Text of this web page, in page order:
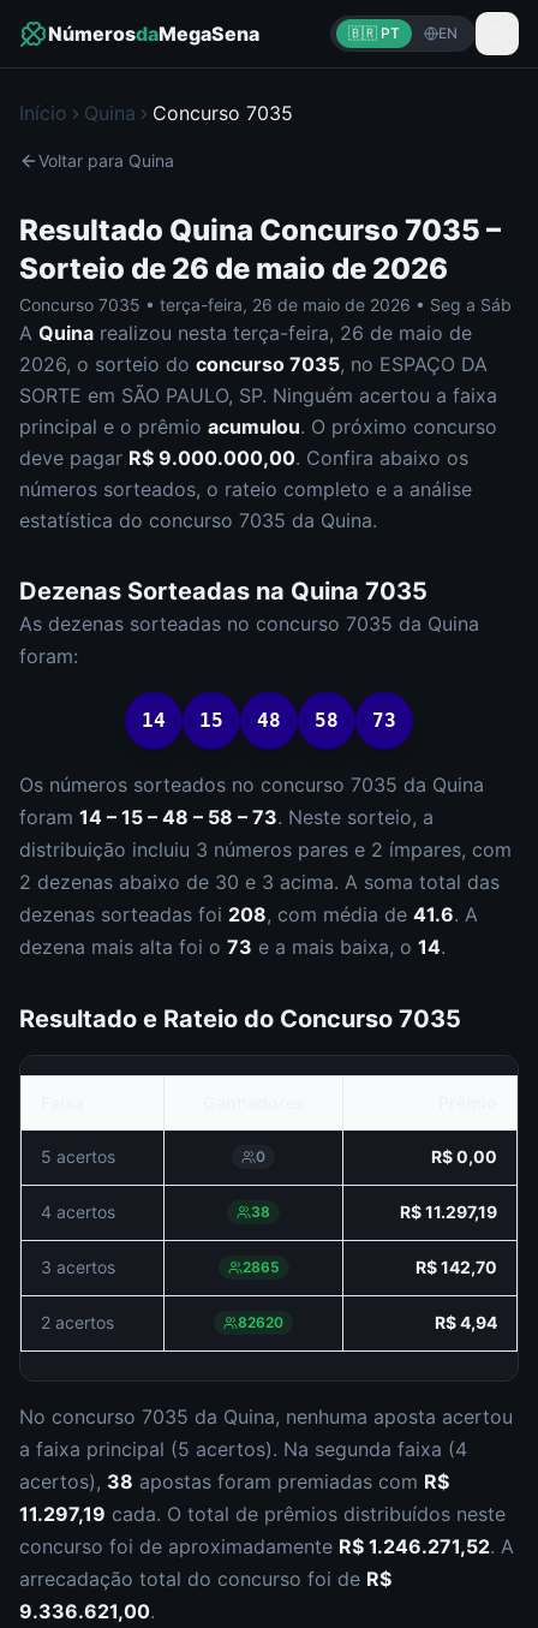
NúmerosdaMegaSena 🇧🇷 PT EN
Início Quina Concurso 7035
Voltar para Quina
Resultado Quina Concurso 7035 –
Sorteio de 26 de maio de 2026
Concurso 7035 • terça-feira, 26 de maio de 2026 • Seg a Sáb
A Quina realizou nesta terça-feira, 26 de maio de
2026, o sorteio do concurso 7035, no ESPAÇO DA
SORTE em SÃO PAULO, SP. Ninguém acertou a faixa
principal e o prêmio acumulou. O próximo concurso
deve pagar R$ 9.000.000,00. Confira abaixo os
números sorteados, o rateio completo e a análise
estatística do concurso 7035 da Quina.
Dezenas Sorteadas na Quina 7035
As dezenas sorteadas no concurso 7035 da Quina
foram:
14 15 48 58 73
Os números sorteados no concurso 7035 da Quina
foram 14 – 15 – 48 – 58 – 73. Neste sorteio, a
distribuição incluiu 3 números pares e 2 ímpares, com
2 dezenas abaixo de 30 e 3 acima. A soma total das
dezenas sorteadas foi 208, com média de 41.6. A
dezena mais alta foi o 73 e a mais baixa, o 14.
Resultado e Rateio do Concurso 7035
5 acertos 0 R$ 0,00
4 acertos 38 R$ 11.297,19
3 acertos 2865 R$ 142,70
2 acertos 82620 R$ 4,94
No concurso 7035 da Quina, nenhuma aposta acertou
a faixa principal (5 acertos). Na segunda faixa (4
acertos), 38 apostas foram premiadas com R$
11.297,19 cada. O total de prêmios distribuídos neste
concurso foi de aproximadamente R$ 1.246.271,52. A
arrecadação total do concurso foi de R$
9.336.621,00.